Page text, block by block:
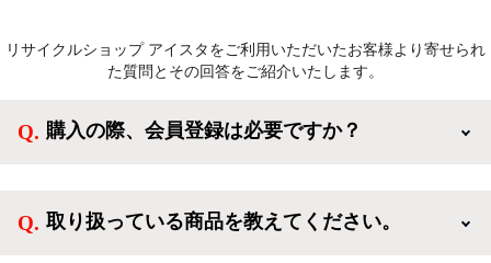
リサイクルショップ アイスタをご利用いただいたお客様より寄せられ
た質問とその回答をご紹介いたします。
購入の際、会員登録は必要ですか？
方、登録しなくてもカートに商品を入れた後、ログイ
取り扱っている商品を教えてください。